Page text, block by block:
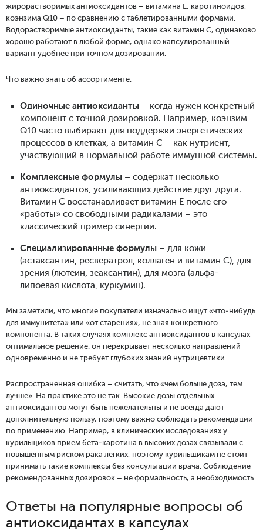
жирорастворимых антиоксидантов – витамина E, каротиноидов,
коэнзима Q10 – по сравнению с таблетированными формами.
Водорастворимые антиоксиданты, такие как витамин C, одинаково
хорошо работают в любой форме, однако капсулированный
вариант удобнее при точном дозировании.
Что важно знать об ассортименте:
Одиночные антиоксиданты – когда нужен конкретный
компонент с точной дозировкой. Например, коэнзим
Q10 часто выбирают для поддержки энергетических
процессов в клетках, а витамин C – как нутриент,
участвующий в нормальной работе иммунной системы.
Комплексные формулы – содержат несколько
антиоксидантов, усиливающих действие друг друга.
Витамин C восстанавливает витамин E после его
«работы» со свободными радикалами – это
классический пример синергии.
Специализированные формулы – для кожи
(астаксантин, ресвератрол, коллаген и витамин C), для
зрения (лютеин, зеаксантин), для мозга (альфа-
липоевая кислота, куркумин).
Мы заметили, что многие покупатели изначально ищут «что-нибудь
для иммунитета» или «от старения», не зная конкретного
компонента. В таких случаях комплекс антиоксидантов в капсулах –
оптимальное решение: он перекрывает несколько направлений
одновременно и не требует глубоких знаний нутрицевтики.
Распространенная ошибка – считать, что «чем больше доза, тем
лучше». На практике это не так. Высокие дозы отдельных
антиоксидантов могут быть нежелательны и не всегда дают
дополнительную пользу, поэтому важно соблюдать рекомендации
по применению. Например, в клинических исследованиях у
курильщиков прием бета-каротина в высоких дозах связывали с
повышенным риском рака легких, поэтому курильщикам не стоит
принимать такие комплексы без консультации врача. Соблюдение
рекомендованных дозировок – не формальность, а необходимость.
Ответы на популярные вопросы об
антиоксидантах в капсулах